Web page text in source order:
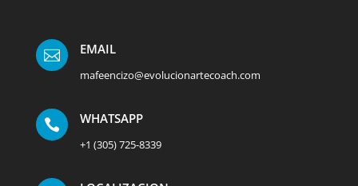
 EMAIL
mafeencizo@evolucionartecoach.com
 WHATSAPP
+1 (305) 725-8339